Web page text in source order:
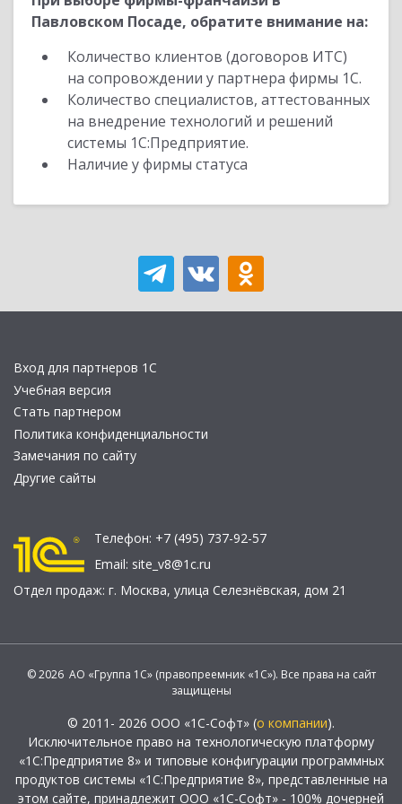
Павловском Посаде, обратите внимание на:
Количество клиентов (договоров ИТС)
на сопровождении у партнера фирмы 1С.
Количество специалистов, аттестованных
на внедрение технологий и решений
системы 1С:Предприятие.
Наличие у фирмы статуса
Вход для партнеров 1С
Учебная версия
Стать партнером
Политика конфиденциальности
Замечания по сайту
Другие сайты
Телефон: +7 (495) 737-92-57
Email: site_v8@1c.ru
Отдел продаж: г. Москва, улица Селезнёвская, дом 21
© 2026 АО «Группа 1С» (правопреемник «1С»). Все права на сайт
защищены
© 2011- 2026 ООО «1С-Софт» (о компании).
Исключительное право на технологическую платформу
«1С:Предприятие 8» и типовые конфигурации программных
продуктов системы «1С:Предприятие 8», представленные на
этом сайте, принадлежит ООО «1С-Софт» - 100% дочерней